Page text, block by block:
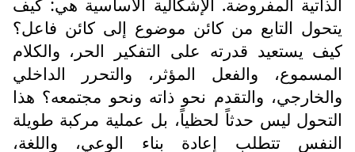
الذاتية المفروضة. الإشكالية الأساسية هي: كيف
يتحول التابع من كائن موضوع إلى كائن فاعل؟
كيف يستعيد قدرته على التفكير الحر، والكلام
المسموع، والفعل المؤثر، والتحرر الداخلي
والخارجي، والتقدم نحو ذاته ونحو مجتمعه؟ هذا
التحول ليس حدثاً لحظياً، بل عملية مركبة طويلة
النفس تتطلب إعادة بناء الوعي، واللغة،